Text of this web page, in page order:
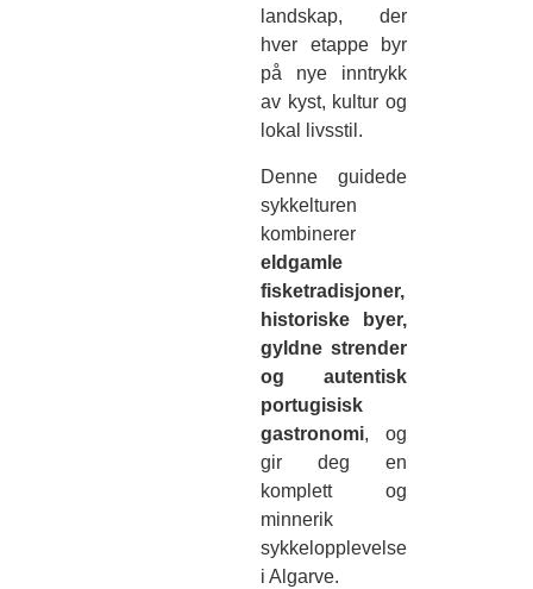
landskap, der
hver etappe byr
på nye inntrykk
av kyst, kultur og
lokal livsstil.
Denne guidede
sykkelturen
kombinerer
eldgamle
fisketradisjoner,
historiske byer,
gyldne strender
og autentisk
portugisisk
gastronomi, og
gir deg en
komplett og
minnerik
sykkelopplevelse
i Algarve.